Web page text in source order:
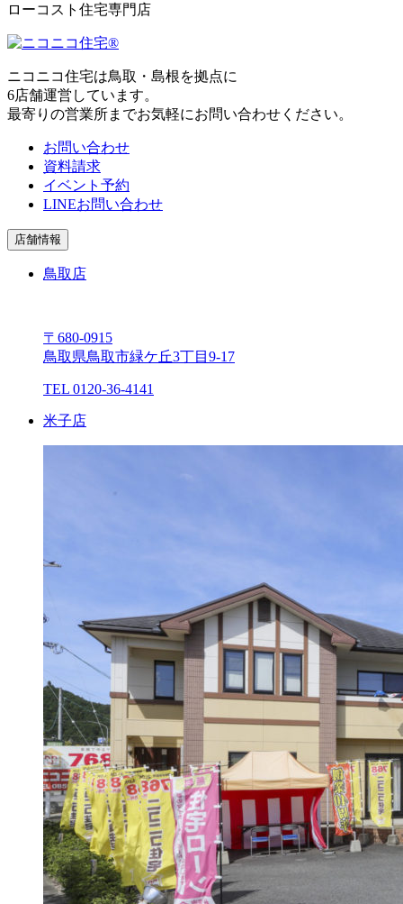
ローコスト住宅専門店
ニコニコ住宅は⿃取・島根を拠点に
6店舗運営しています。
最寄りの営業所までお気軽にお問い合わせください。
お問い合わせ
資料請求
イベント予約
LINEお問い合わせ
店舗情報
鳥取店
〒680-0915
⿃取県⿃取市緑ケ丘3丁⽬9-17
TEL 0120-36-4141
⽶⼦店